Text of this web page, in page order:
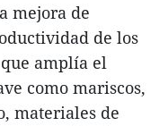
mejora de
de los
amplía el
como mariscos,
materiales de